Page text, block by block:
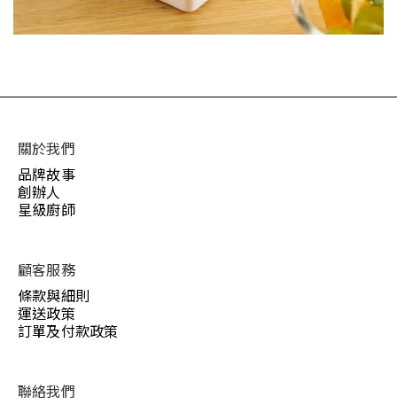
關於我們
品牌故事
創辦人
星級廚師
顧客服務
條款與細則
運送政策
訂單及付款政策
聯絡我們